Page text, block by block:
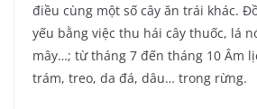
điều cùng một số cây ăn trái khác.
yếu bằng việc thu hái cây thuốc, lá
mây…; từ tháng 7 đến tháng 10 Âm
trám, treo, da đá, dâu… trong rừng.